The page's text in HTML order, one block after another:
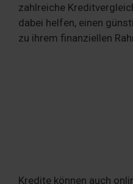
zahlreiche
dabei helfen, einen
zu ihrem finanziellen
Kredite können auch